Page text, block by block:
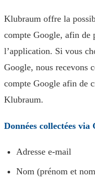
Klubraum offre la
compte Google, afin de
l’application. Si vous
Google, nous recevons
compte Google afin de
Klubraum.
Données collectées
Adresse e-mail
Nom (prénom et